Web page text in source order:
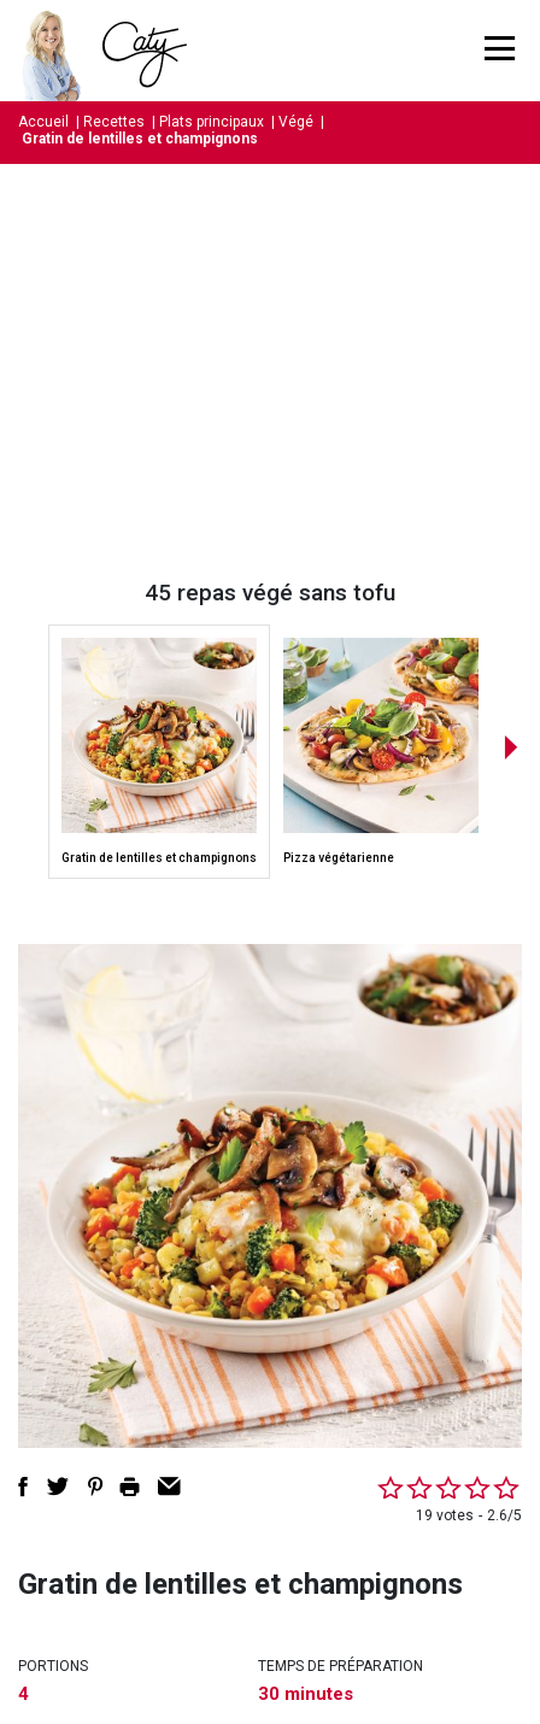
Accueil Recettes Plats principaux Végé
Gratin de lentilles et champignons
45 repas végé sans tofu
Gratin de lentilles et champignons Pizza végétarienne
19 votes 2.6/5
Gratin de lentilles et champignons
PORTIONS
4
TEMPS DE PRÉPARATION
30 minutes